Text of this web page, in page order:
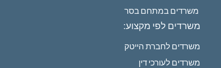
משרדים במתחם בסר
משרדים לפי מקצוע:
משרדים לחברת הייטק
משרדים לעורכי דין